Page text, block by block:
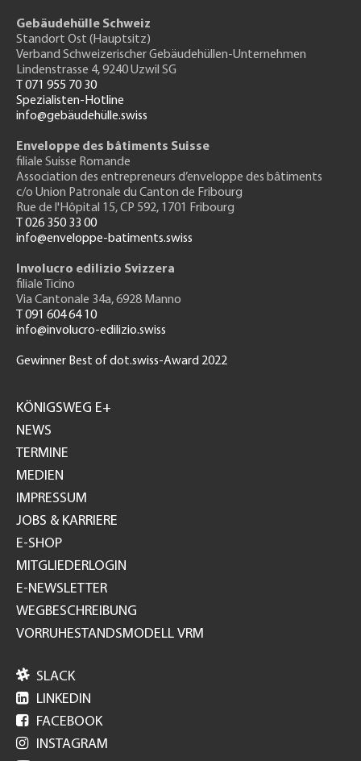
Gebäudehülle Schweiz
Standort Ost (Hauptsitz)
Verband Schweizerischer Gebäudehüllen-Unternehmen
Lindenstrasse 4, 9240 Uzwil SG
T 071 955 70 30
Spezialisten-Hotline
info@gebäudehülle.swiss
Enveloppe des bâtiments Suisse
filiale Suisse Romande
Association des entrepreneurs d’enveloppe des bâtiments
c/o Union Patronale du Canton de Fribourg
Rue de l'Hôpital 15, CP 592, 1701 Fribourg
T 026 350 33 00
info@enveloppe-batiments.swiss
Involucro edilizio Svizzera
filiale Ticino
Via Cantonale 34a, 6928 Manno
T 091 604 64 10
info@involucro-edilizio.swiss
Gewinner Best of dot.swiss-Award 2022
GH
KÖNIGSWEG E+
NEWS
TERMINE
MEDIEN
IMPRESSUM
JOBS & KARRIERE
E-SHOP
MITGLIEDERLOGIN
E-NEWSLETTER
WEGBESCHREIBUNG
VORRUHESTANDSMODELL VRM
 SLACK
 LINKEDIN
 FACEBOOK
 INSTAGRAM